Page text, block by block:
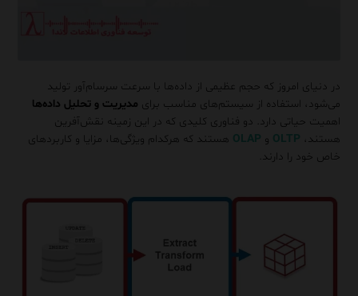
در دنیای امروز که حجم عظیمی از داده‌ها با سرعت سرسام‌آور تولید
می‌شود، استفاده از سیستم‌های مناسب برای مدیریت و تحلیل داده‌ها
اهمیت حیاتی دارد. دو فناوری کلیدی که در این زمینه نقش‌آفرین
هستند، OLTP و OLAP هستند که هرکدام ویژگی‌ها، مزایا و کاربردهای
خاص خود را دارند.